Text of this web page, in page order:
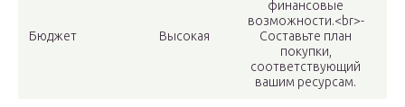
Бюджет Высокая
финансовые
возможности.<br>-
Составьте план
покупки,
соответствующий
вашим ресурсам.